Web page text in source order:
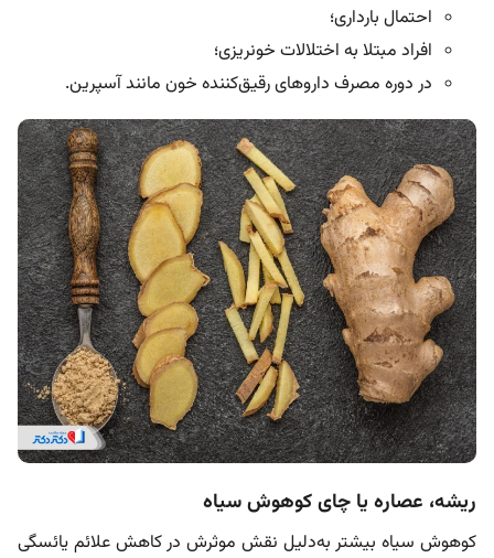
احتمال بارداری؛
افراد مبتلا به اختلالات خونریزی؛
در دوره مصرف داروهای رقیق‌کننده خون مانند آسپرین.
ریشه، عصاره یا چای کوهوش سیاه
کوهوش سیاه بیشتر به‌دلیل نقش موثرش در کاهش علائم یائسگی